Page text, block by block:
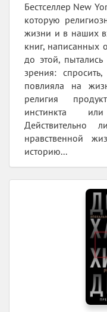
Бестселлер New
которую
жизни и в наших
книг, написанных
до этой, пытались
зрения:
повлияла на
религия
инстинкта
нравственной
историю...